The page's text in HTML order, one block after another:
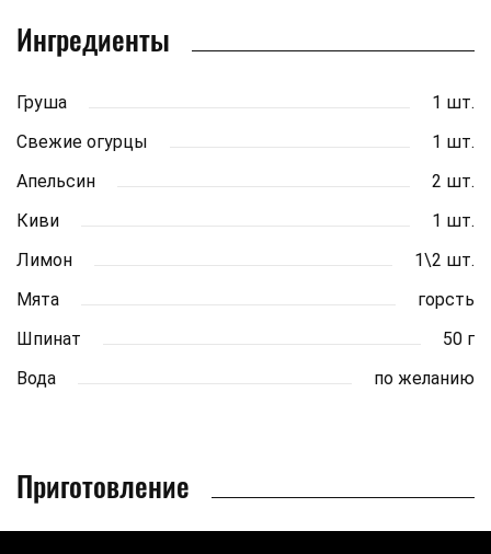
Ингредиенты
Груша
1 шт.
Свежие огурцы
1 шт.
Апельсин
2 шт.
Киви
1 шт.
Лимон
1\2 шт.
Мята
горсть
Шпинат
50 г
Вода
по желанию
Приготовление